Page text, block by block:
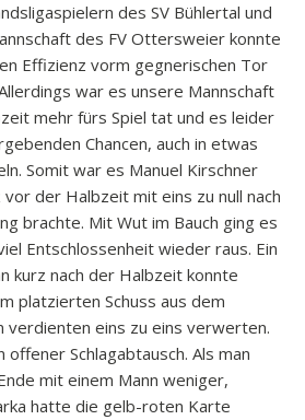
des SV Bühlertal und
des FV Ottersweier konnte
Effizienz vorm gegnerischen Tor
war es unsere Mannschaft
mehr fürs Spiel tat und es leider
Chancen, auch in etwas
Somit war es Manuel Kirschner
der Halbzeit mit eins zu null nach
brachte. Mit Wut im Bauch ging es
Entschlossenheit wieder raus. Ein
kurz nach der Halbzeit konnte
platzierten Schuss aus dem
verdienten eins zu eins verwerten.
offener Schlagabtausch. Als man
mit einem Mann weniger,
hatte die gelb-roten Karte